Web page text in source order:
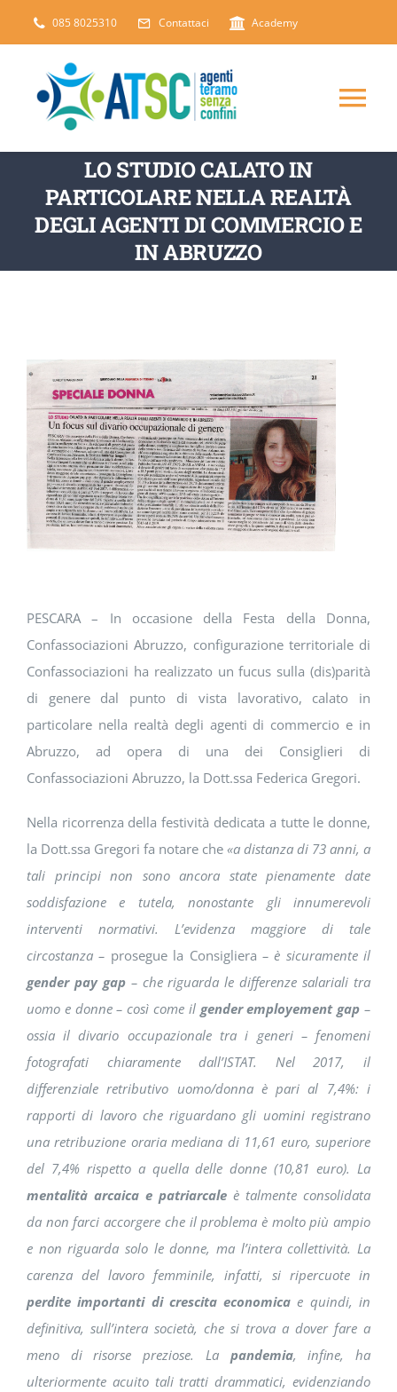
085 8025310 Contattaci Academy
DICONO DI NOI
DOWNLOAD
SOSTENIBILITÀ
ACADEMY
LO STUDIO CALATO IN
PARTICOLARE NELLA REALTÀ
DEGLI AGENTI DI COMMERCIO E
IN ABRUZZO
PESCARA – In occasione della Festa della Donna,
Confassociazioni Abruzzo, configurazione territoriale di
Confassociazioni ha realizzato un fucus sulla (dis)parità
di genere dal punto di vista lavorativo, calato in
particolare nella realtà degli agenti di commercio e in
Abruzzo, ad opera di una dei Consiglieri di
Confassociazioni Abruzzo, la Dott.ssa Federica Gregori.
Nella ricorrenza della festività dedicata a tutte le donne,
la Dott.ssa Gregori fa notare che«a distanza di 73 anni, a
tali principi non sono ancora state pienamente date
soddisfazione e tutela, nonostante gli innumerevoli
interventi normativi. L’evidenza maggiore di tale
circostanza – prosegue la Consigliera – è sicuramente il
gender pay gap– che riguarda le differenze salariali tra
uomo e donne – così come il gender employement gap –
ossia il divario occupazionale tra i generi – fenomeni
fotografati chiaramente dall’ISTAT. Nel 2017, il
differenziale retributivo uomo/donna è pari al 7,4%: i
rapporti di lavoro che riguardano gli uomini registrano
una retribuzione oraria mediana di 11,61 euro, superiore
del 7,4% rispetto a quella delle donne (10,81 euro). La
mentalità arcaica e patriarcale è talmente consolidata
da non farci accorgere che il problema è molto più ampio
e non riguarda solo le donne, ma l’intera collettività. La
carenza del lavoro femminile, infatti, si ripercuote in
perdite importanti di crescita economica e quindi, in
definitiva, sull’intera società, che si trova a dover fare a
meno di risorse preziose. La pandemia, infine, ha
ulteriormente acuito tali tratti drammatici, evidenziando